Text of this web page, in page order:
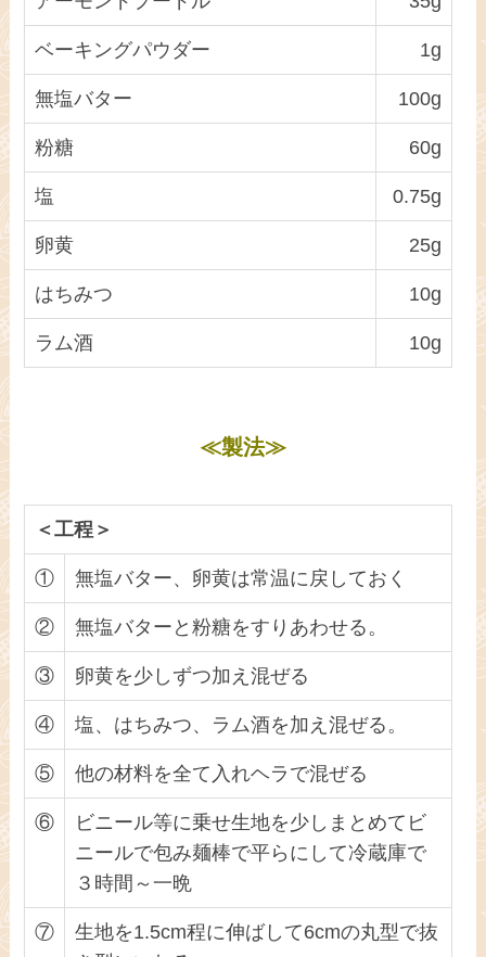
ベーキングパウダー 1g
無塩バター 100g
粉糖 60g
塩 0.75g
卵黄 25g
はちみつ 10g
ラム酒 10g
≪製法≫
＜工程 ＞
① 無塩バター、卵黄は常温に戻しておく
② 無塩バターと粉糖をすりあわせる。
③ 卵黄を少しずつ加え混ぜる
④ 塩、はちみつ、ラム酒を加え混ぜる。
⑤ 他の材料を全て入れヘラで混ぜる
⑥
ビニール等に乗せ生地を少しまとめてビ
ニールで包み麺棒で平らにして冷蔵庫で
３時間～一晩
⑦
生地を1.5cm程に伸ばして6cmの丸型で抜